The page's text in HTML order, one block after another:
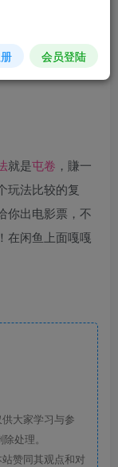
就是屯卷 ，賺一
玩法比较的复
你出电影票，不
在闲鱼上面嘎嘎
大家学习与参
处理。
赞同其观点和对
会员登陆